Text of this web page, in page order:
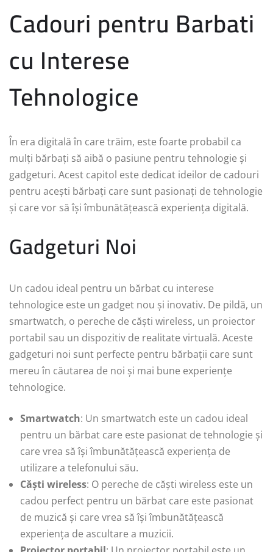
Cadouri pentru Barbati
cu Interese
Tehnologice
În era digitală în care trăim, este foarte probabil ca
mulți bărbați să aibă o pasiune pentru tehnologie și
gadgeturi. Acest capitol este dedicat ideilor de cadouri
pentru acești bărbați care sunt pasionați de tehnologie
și care vor să își îmbunătățească experiența digitală.
Gadgeturi Noi
Un cadou ideal pentru un bărbat cu interese
tehnologice este un gadget nou și inovativ. De pildă, un
smartwatch, o pereche de căști wireless, un proiector
portabil sau un dispozitiv de realitate virtuală. Aceste
gadgeturi noi sunt perfecte pentru bărbații care sunt
mereu în căutarea de noi și mai bune experiențe
tehnologice.
Smartwatch: Un smartwatch este un cadou ideal
pentru un bărbat care este pasionat de tehnologie și
care vrea să își îmbunătățească experiența de
utilizare a telefonului său.
Căști wireless: O pereche de căști wireless este un
cadou perfect pentru un bărbat care este pasionat
de muzică și care vrea să își îmbunătățească
experiența de ascultare a muzicii.